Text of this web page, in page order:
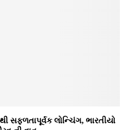
સફળતાપૂર્વક લોન્ચિંગ, ભારતીયો